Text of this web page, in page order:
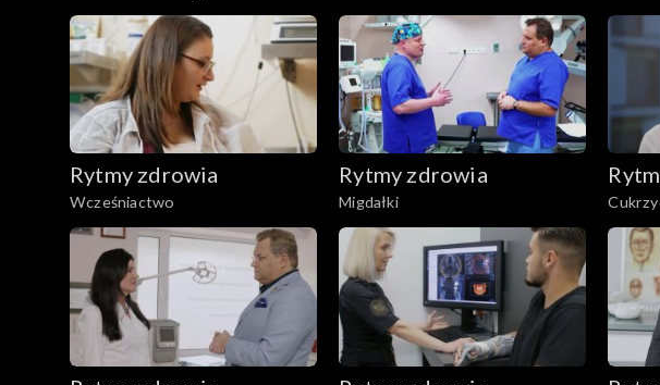
balneologia. Wieniec Zdrój
Rytmy zdrowia
Wcześniactwo
Rytmy zdrowia
Migdałki